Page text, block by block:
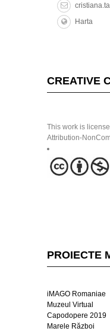
Harta
CREATIVE
This work is
Attribution-
PROIECTE
iMAGO Romaniae
Muzeul Virtual
Capodopere 2019
Marele Război